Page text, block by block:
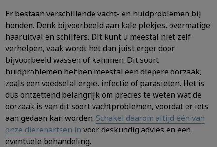
Er bestaan verschillende vacht- en huidproblemen bij
honden. Denk bijvoorbeeld aan kale plekjes, overmatige
haaruitval en schilfers. Dit kunt u meestal niet zelf
verhelpen, vaak wordt het dan juist erger door
bijvoorbeeld wassen of kammen. Dit soort
huidproblemen hebben meestal een diepere oorzaak,
zoals een voedselallergie, infectie of parasieten. Het is
dus ontzettend belangrijk om precies te weten wat de
oorzaak is van dit soort vachtproblemen, voordat er iets
aan gedaan kan worden. Schakel daarom altijd één van
onze dierenartsen in voor deskundig advies en een
eventuele behandeling.